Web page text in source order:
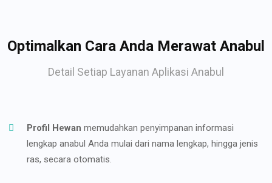
Optimalkan Cara Anda Merawat Anabul
Detail Setiap Layanan Aplikasi Anabul
Profil Hewan memudahkan penyimpanan informasi
lengkap anabul Anda mulai dari nama lengkap, hingga jenis
ras, secara otomatis.